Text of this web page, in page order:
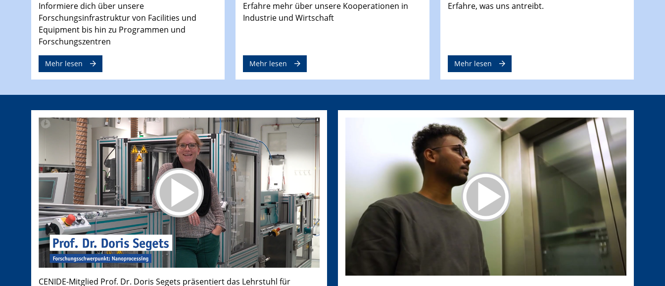
Informiere dich über unsere
Forschungsinfrastruktur von Facilities und
Equipment bis hin zu Programmen und
Forschungszentren
Mehr lesen
Erfahre mehr über unsere Kooperationen in
Industrie und Wirtschaft
Mehr lesen
Erfahre, was uns antreibt.
Mehr lesen
CENIDE-Mitglied Prof. Dr. Doris Segets präsentiert das Lehrstuhl für